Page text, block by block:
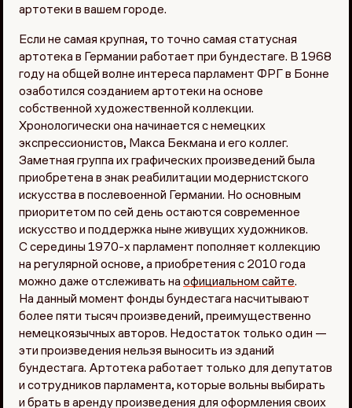
артотеки в вашем городе.
Если не самая крупная, то точно самая статусная
артотека в Германии работает при бундестаге. В 1968
году на общей волне интереса парламент ФРГ в Бонне
озаботился созданием артотеки на основе
собственной художественной коллекции.
Хронологически она начинается с немецких
экспрессионистов, Макса Бекмана и его коллег.
Заметная группа их графических произведений была
приобретена в знак реабилитации модернистского
искусства в послевоенной Германии. Но основным
приоритетом по сей день остаются современное
искусство и поддержка ныне живущих художников.
С середины 1970-х парламент пополняет коллекцию
на регулярной основе, а приобретения с 2010 года
можно даже отслеживать на официальном сайте.
На данный момент фонды бундестага насчитывают
более пяти тысяч произведений, преимущественно
немецкоязычных авторов. Недостаток только один —
эти произведения нельзя выносить из зданий
бундестага. Артотека работает только для депутатов
и сотрудников парламента, которые вольны выбирать
и брать в аренду произведения для оформления своих